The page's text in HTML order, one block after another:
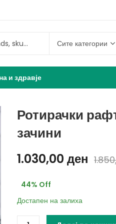
и здравје
Ротирачки
зачини
1.030,00 ден
44% Off
Достапен на залиха